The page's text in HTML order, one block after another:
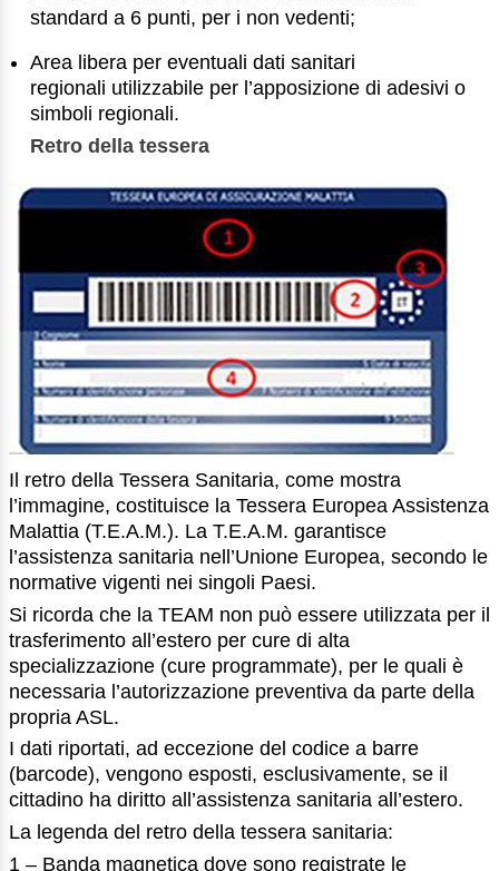
standard a 6 punti, per i non vedenti;
Area libera per eventuali dati sanitari
regionali utilizzabile per l’apposizione di adesivi o
simboli regionali.
Retro della tessera
Il retro della Tessera Sanitaria, come mostra
l’immagine, costituisce la Tessera Europea Assistenza
Malattia (T.E.A.M.). La T.E.A.M. garantisce
l’assistenza sanitaria nell’Unione Europea, secondo le
normative vigenti nei singoli Paesi.
Si ricorda che la TEAM non può essere utilizzata per il
trasferimento all’estero per cure di alta
specializzazione (cure programmate), per le quali è
necessaria l’autorizzazione preventiva da parte della
propria ASL.
I dati riportati, ad eccezione del codice a barre
(barcode), vengono esposti, esclusivamente, se il
cittadino ha diritto all’assistenza sanitaria all’estero.
La legenda del retro della tessera sanitaria:
1 – Banda magnetica dove sono registrate le